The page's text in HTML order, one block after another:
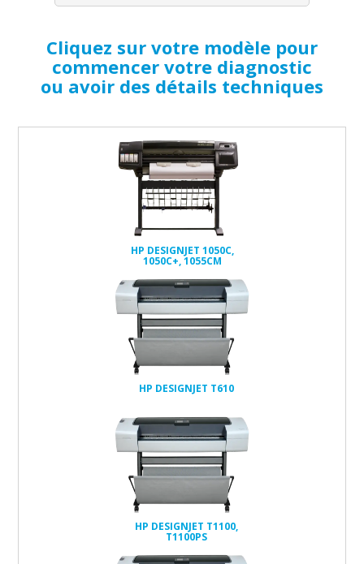
Cliquez sur votre modèle pour
commencer votre diagnostic
ou avoir des détails techniques
HP DESIGNJET 1050C,
1050C+, 1055CM
HP DESIGNJET T610
HP DESIGNJET T1100,
T1100PS